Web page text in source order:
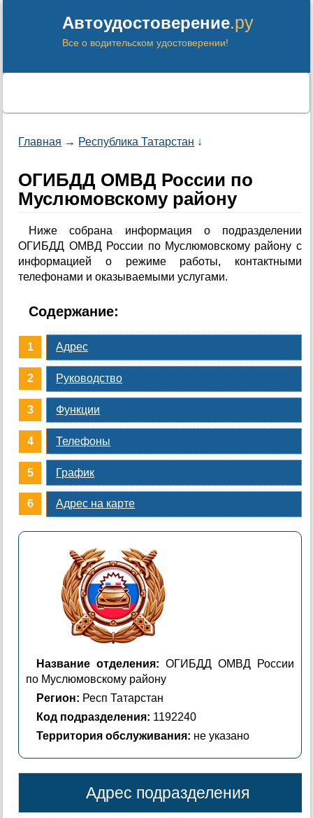
Автоудостоверение.ру
Все о водительском удостоверении!
Главная → Республика Татарстан ↓
ОГИБДД ОМВД России по
Муслюмовскому району
Ниже собрана информация о подразделении
ОГИБДД ОМВД России по Муслюмовскому району с
информацией о режиме работы, контактными
телефонами и оказываемыми услугами.
Содержание:
Адрес
Руководство
Функции
Телефоны
График
Адрес на карте
Название отделения: ОГИБДД ОМВД России
по Муслюмовскому району
Регион: Респ Татарстан
Код подразделения: 1192240
Территория обслуживания: не указано
Адрес подразделения